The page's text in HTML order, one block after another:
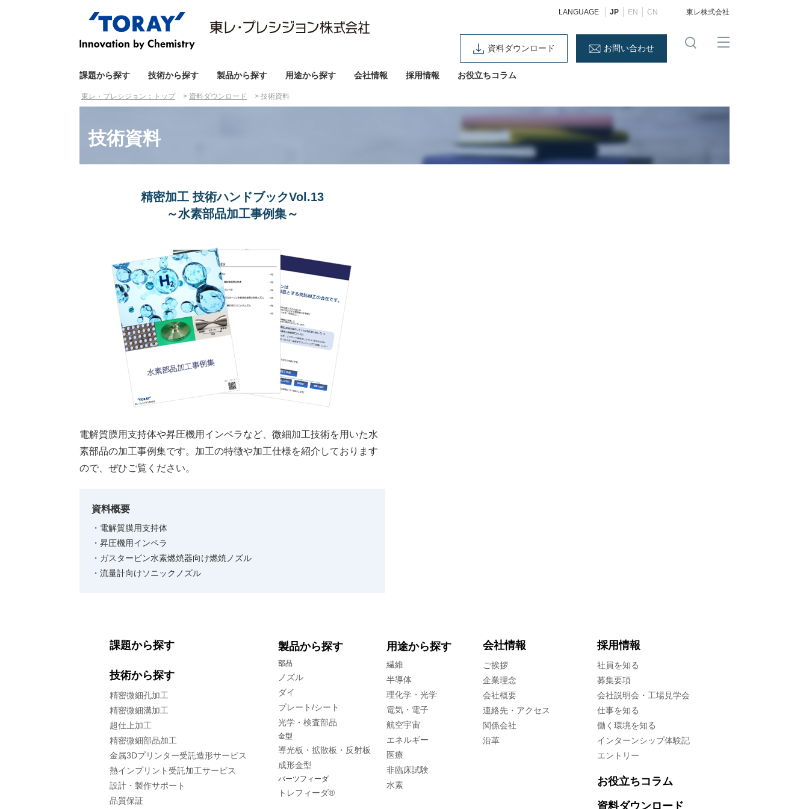
資料ダウンロード お問い合わせ
LANGUAGE JP EN CN 東レ株式会社
課題から探す 技術から探す 製品から探す 用途から探す 会社情報 採用情報 お役立ちコラム
東レ・プレシジョン：トップ 資料ダウンロード 技術資料
技術資料
精密加工 技術ハンドブックVol.13
～水素部品加工事例集～
電解質膜用支持体や昇圧機用インペラなど、微細加工技術を用いた水
素部品の加工事例集です。加工の特徴や加工仕様を紹介しております
ので、ぜひご覧ください。
資料概要
電解質膜用支持体
昇圧機用インペラ
ガスタービン水素燃焼器向け燃焼ノズル
流量計向けソニックノズル
課題から探す
技術から探す
精密微細孔加工
精密微細溝加工
超仕上加工
精密微細部品加工
金属3Dプリンター受託造形サービス
熱インプリント受託加工サービス
設計・製作サポート
品質保証
製品から探す
部品
ノズル
ダイ
プレート/シート
光学・検査部品
金型
導光板・拡散板・反射板
成形金型
パーツフィーダ
トレフィーダ®
用途から探す
繊維
半導体
理化学・光学
電気・電子
航空宇宙
エネルギー
医療
非臨床試験
水素
会社情報
ご挨拶
企業理念
会社概要
連絡先・アクセス
関係会社
沿革
採用情報
社員を知る
募集要項
会社説明会・工場見学会
仕事を知る
働く環境を知る
インターンシップ体験記
エントリー
お役立ちコラム
資料ダウンロード